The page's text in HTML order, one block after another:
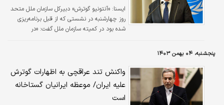
ایسنا: «آنتونیو گوترش» دبیرکل سازمان ملل متحد
روز چهارشنبه در نشستی که از قبل برنامه‌ریزی
شده بود در کمیته سازمان ملل گفت: «در
است.»
پنجشنبه، ۰۴ بهمن ۱۴۰۳
واکنش تند عراقچی به اظهارات گوترش
علیه ایران/ موعظه ایرانیان گستاخانه
است